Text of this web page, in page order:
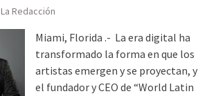
La Redacción
Miami, Florida .- La era digital ha
transformado la forma en que los
artistas emergen y se proyectan, y
el fundador y CEO de “World Latin